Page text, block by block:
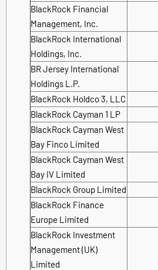
BlackRock Financial
Management, Inc.
BlackRock International
Holdings, Inc.
BR Jersey International
Holdings L.P.
BlackRock Holdco 3, LLC
BlackRock Cayman 1 LP
BlackRock Cayman West
Bay Finco Limited
BlackRock Cayman West
Bay IV Limited
BlackRock Group Limited
BlackRock Finance
Europe Limited
BlackRock Investment
Management (UK)
Limited